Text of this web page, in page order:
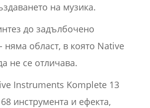
на музика.
до задълбочено
няма област, в която Native
не се отличава.
Instruments Komplete 13
инструмента и ефекта,